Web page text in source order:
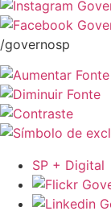
/governosp
SP + Digital